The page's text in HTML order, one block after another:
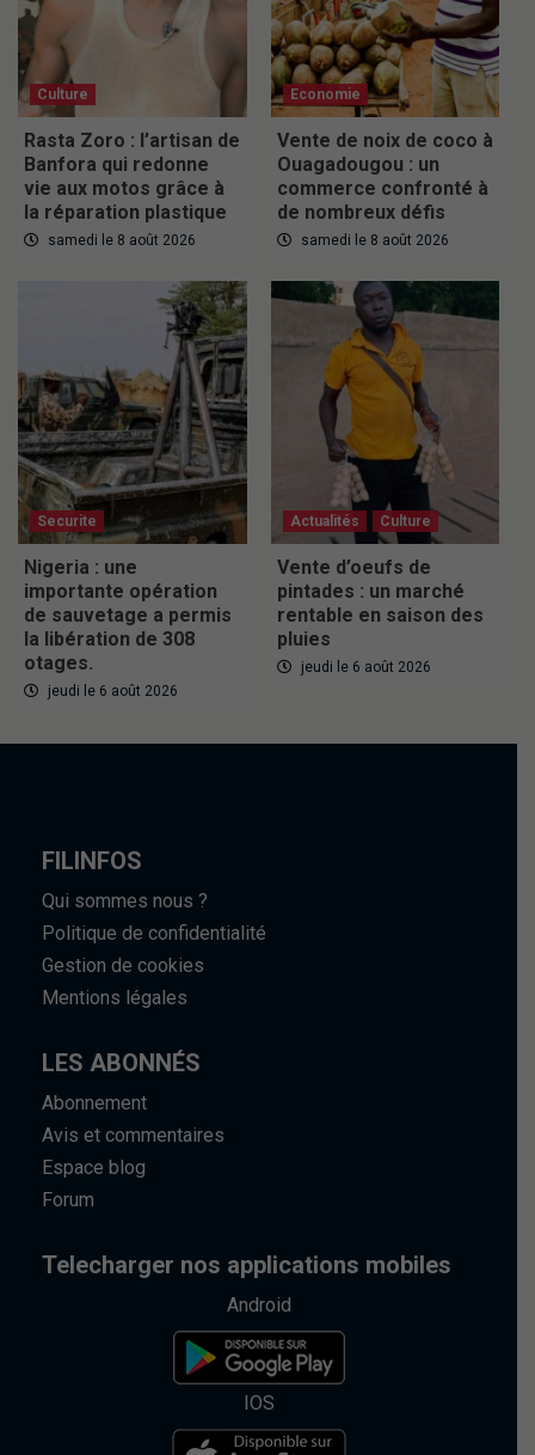
Culture
Rasta Zoro : l’artisan de
Banfora qui redonne
vie aux motos grâce à
la réparation plastique
samedi le 8 août 2026
Economie
Vente de noix de coco à
Ouagadougou : un
commerce confronté à
de nombreux défis
samedi le 8 août 2026
Securite
Nigeria : une
importante opération
de sauvetage a permis
la libération de 308
otages.
jeudi le 6 août 2026
Actualités Culture
Vente d’oeufs de
pintades : un marché
rentable en saison des
pluies
jeudi le 6 août 2026
FILINFOS
Qui sommes nous ?
Politique de confidentialité
Gestion de cookies
Mentions légales
LES ABONNÉS
Abonnement
Avis et commentaires
Espace blog
Forum
Telecharger nos applications mobiles
Android
IOS